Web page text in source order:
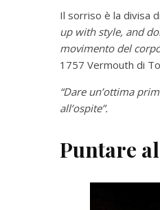
Il sorriso è la divisa
up with style, and
movimento del
1757 Vermouth di
“Dare un’ottima
all’ospite”.
Puntare